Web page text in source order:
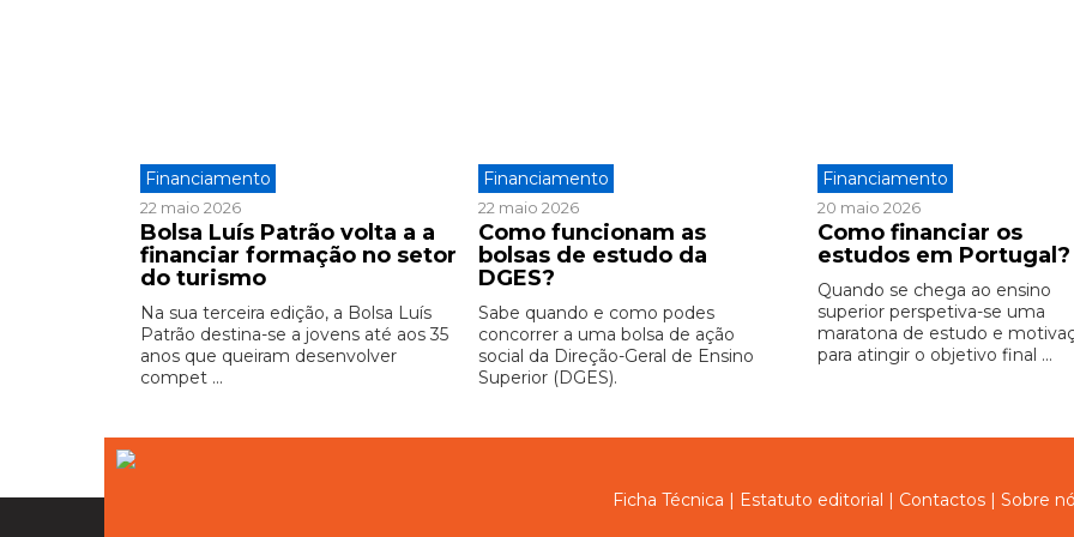
Financiamento
22 maio 2026
Bolsa Luís Patrão volta a a
financiar formação no setor
do turismo
Na sua terceira edição, a Bolsa Luís
Patrão destina-se a jovens até aos 35
anos que queiram desenvolver
compet ...
Financiamento
22 maio 2026
Como funcionam as
bolsas de estudo da
DGES?
Sabe quando e como podes
concorrer a uma bolsa de ação
social da Direção-Geral de Ensino
Superior (DGES).
Financiamento
20 maio 2026
Como financiar os
estudos em Portugal?
Quando se chega ao ensino
superior perspetiva-se uma
maratona de estudo e
para atingir o objetivo final ...
Ficha Técnica | Estatuto editorial | Contactos | Sobre